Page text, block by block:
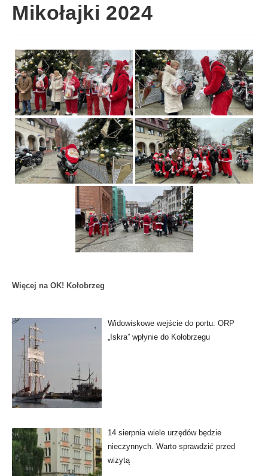
Mikołajki 2024
Więcej na OK! Kołobrzeg
Widowiskowe wejście do portu: ORP
„Iskra” wpłynie do Kołobrzegu
14 sierpnia wiele urzędów będzie
nieczynnych. Warto sprawdzić przed
wizytą